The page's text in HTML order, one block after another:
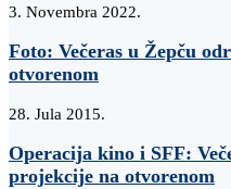
3. Novembra 2022.
Foto: Večeras u Žepču
otvorenom
28. Jula 2015.
Operacija kino i SFF:
projekcije na otvorenom